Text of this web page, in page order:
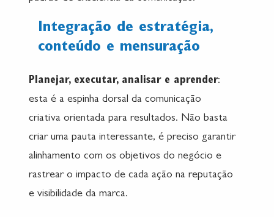
Integração de estratégia,
conteúdo e mensuração
Planejar, executar, analisar e aprender:
esta é a espinha dorsal da comunicação
criativa orientada para resultados. Não basta
criar uma pauta interessante, é preciso garantir
alinhamento com os objetivos do negócio e
rastrear o impacto de cada ação na reputação
e visibilidade da marca.